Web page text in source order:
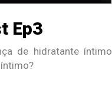
Ep3
de hidratante íntimo